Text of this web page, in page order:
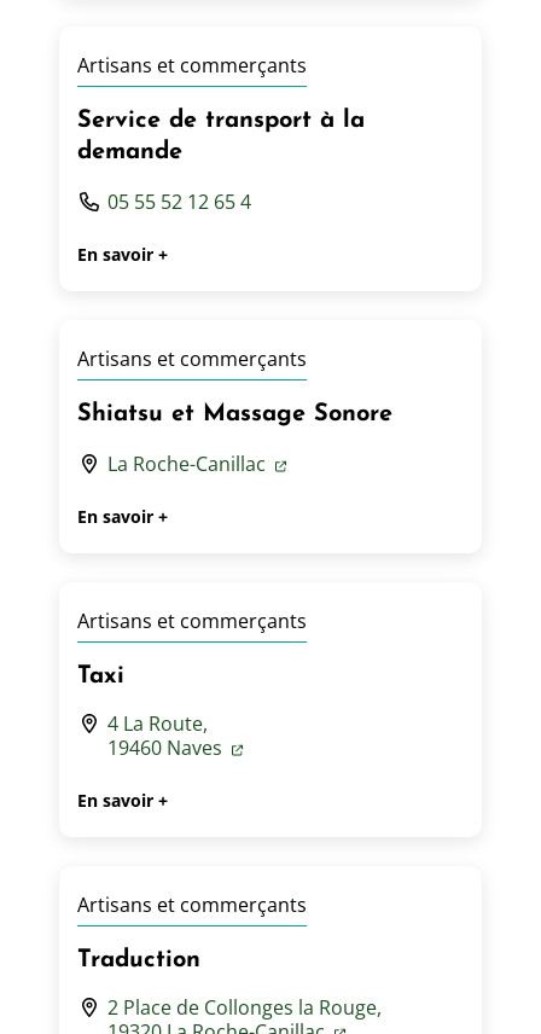
Artisans et commerçants
Service de transport à la
demande
05 55 52 12 65 4
En savoir +
Artisans et commerçants
Shiatsu et Massage Sonore
La Roche-Canillac
En savoir +
Artisans et commerçants
Taxi
4 La Route,
19460 Naves
En savoir +
Artisans et commerçants
Traduction
2 Place de Collonges la Rouge,